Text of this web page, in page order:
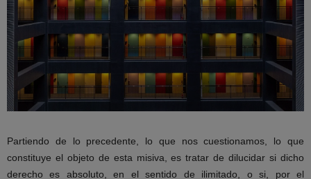
Partiendo de lo precedente, lo que nos cuestionamos, lo que
constituye el objeto de esta misiva, es tratar de dilucidar si dicho
derecho es absoluto, en el sentido de ilimitado, o si, por el